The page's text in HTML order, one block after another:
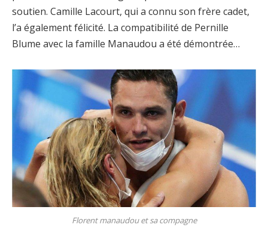
soutien. Camille Lacourt, qui a connu son frère cadet,
l’a également félicité. La compatibilité de Pernille
Blume avec la famille Manaudou a été démontrée…
Florent manaudou et sa compagne